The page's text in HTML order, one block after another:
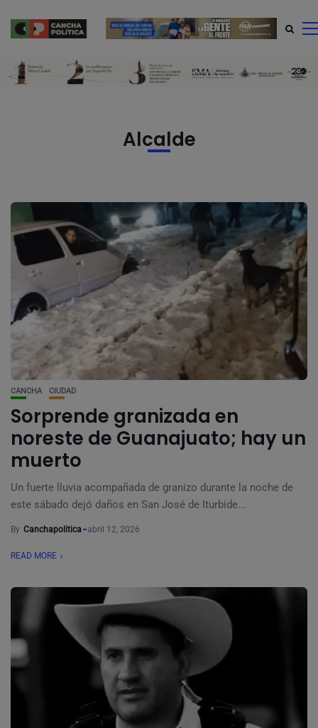
Alcalde
CANCHA CIUDAD
Sorprende granizada en
noreste de Guanajuato; hay un
muerto
Un fuerte lluvia acompañada de granizo durante la noche de
este sábado dejó daños en San José de Iturbide...
By Canchapolitica abril 12, 2026
READ MORE